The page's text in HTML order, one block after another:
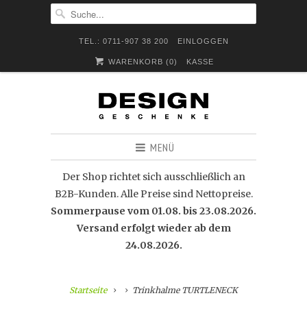
TEL.: 0711-907 38 200 EINLOGGEN
WARENKORB (0) KASSE
MENÜ
Der Shop richtet sich ausschließlich an
B2B-Kunden. Alle Preise sind Nettopreise.
Sommerpause vom 01.08. bis 23.08.2026.
Versand erfolgt wieder ab dem
24.08.2026.
Startseite Trinkhalme TURTLENECK